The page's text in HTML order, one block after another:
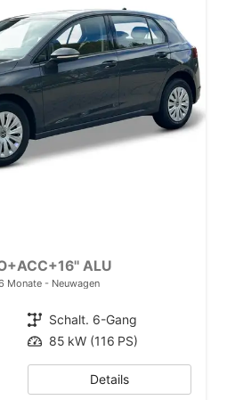
ALU
Monate Neuwagen
Getriebe Schalt. 6-Gang
Leistung 85 kW (116 PS)
Details